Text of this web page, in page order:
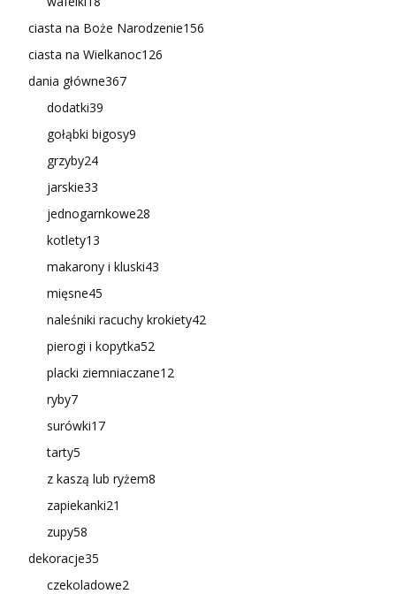
ciasta na Boże Narodzenie156
ciasta na Wielkanoc126
dania główne367
dodatki39
gołąbki bigosy9
grzyby24
jarskie33
jednogarnkowe28
kotlety13
makarony i kluski43
mięsne45
naleśniki racuchy krokiety42
pierogi i kopytka52
placki ziemniaczane12
ryby7
surówki17
tarty5
z kaszą lub ryżem8
zapiekanki21
zupy58
dekoracje35
czekoladowe2